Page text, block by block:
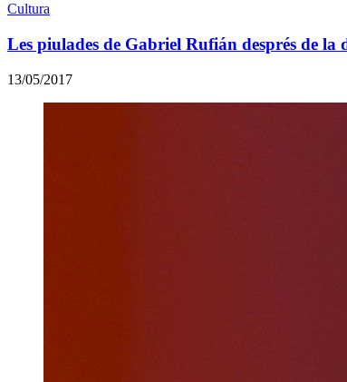
Cultura
Les piulades de Gabriel Rufián després de
13/05/2017